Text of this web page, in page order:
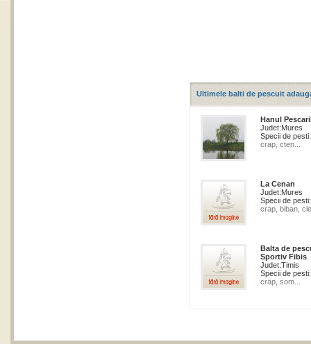
Ultimele balti de pescuit
Hanul
Judet:Mures
Specii de pesti:
crap, cten...
La Cenan
Judet:Mures
Specii de pesti:
crap, biban,
Balta de
Sportiv Fibis
Judet:Timis
Specii de pesti:
crap, som...